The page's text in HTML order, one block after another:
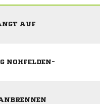
AUF W
NOHFELDEN-